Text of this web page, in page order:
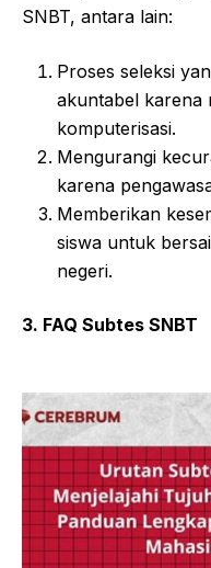
SNBT, antara lain:
Proses seleksi
akuntabel karena
komputerisasi.
Mengurangi
karena
Memberikan
siswa untuk
negeri.
3. FAQ Subtes SNBT